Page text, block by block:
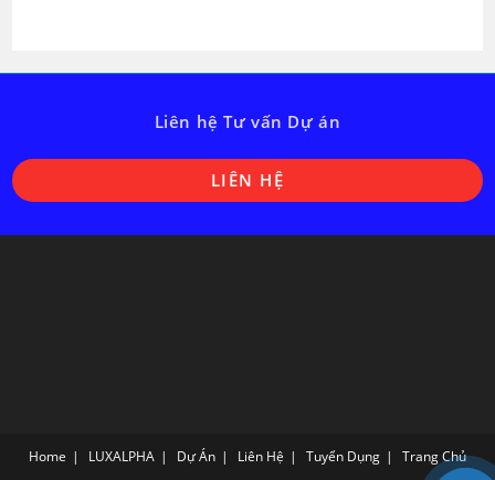
Liên hệ Tư vấn Dự án
LIÊN HỆ
Home LUXALPHA Dự Án Liên Hệ Tuyển Dụng Trang Chủ